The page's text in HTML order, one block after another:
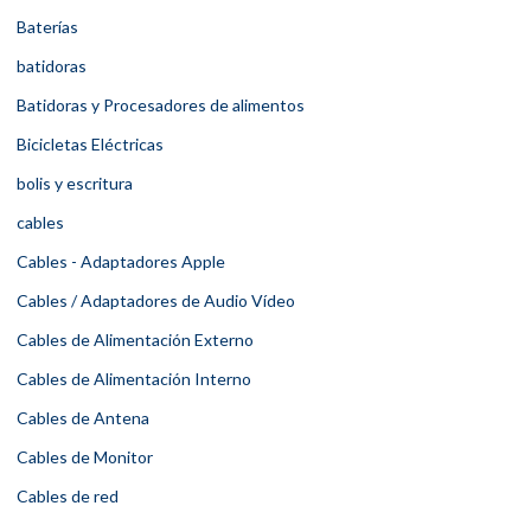
Baterías
batidoras
Batidoras y Procesadores de alimentos
Bicicletas Eléctricas
bolis y escritura
cables
Cables - Adaptadores Apple
Cables / Adaptadores de Audio Vídeo
Cables de Alimentación Externo
Cables de Alimentación Interno
Cables de Antena
Cables de Monitor
Cables de red